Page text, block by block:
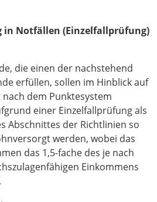
Notfällen (Einzelfallprüfung)
die einen der nachstehend
erfüllen, sollen im Hinblick auf
dem Punktesystem
einer Einzelfallprüfung als
Abschnittes der Richtlinien so
werden, wobei das
das 1,5-fache des je nach
Einkommens